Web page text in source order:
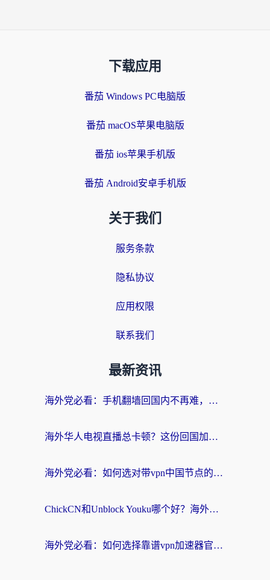
下载应用
番茄 Windows PC电脑版
番茄 macOS苹果电脑版
番茄 ios苹果手机版
番茄 Android安卓手机版
关于我们
服务条款
隐私协议
应用权限
联系我们
最新资讯
海外党必看：手机翻墙回国内不再难，一篇搞定无缝访问国内资源指南
海外华人电视直播总卡顿？这份回国加速器选择指南帮你无缝看国内资源
海外党必看：如何选对带vpn中国节点的加速器？无缝访问国内资源全攻略
ChickCN和Unblock Youku哪个好？海外党亲测4款热门回国加速器，附避坑指南
海外党必看：如何选择靠谱vpn加速器官网？轻松解决国内APP地区限制